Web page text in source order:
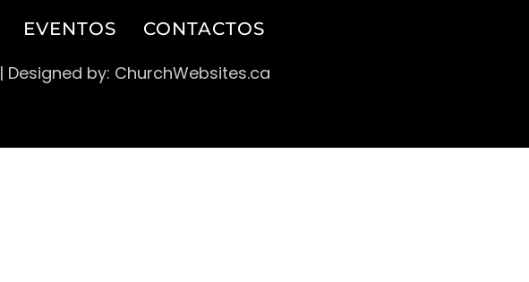
EVENTOS CONTACTOS
| Designed by: ChurchWebsites.ca